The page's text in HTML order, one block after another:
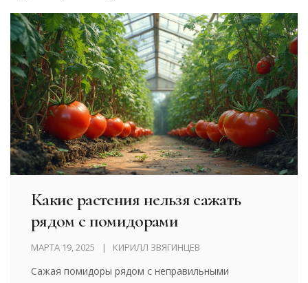
Какие растения нельзя сажать
рядом с помидорами
МАРТА 19, 2025 КИРИЛЛ ЗВЯГИНЦЕВ
Сажая помидоры рядом с неправильными